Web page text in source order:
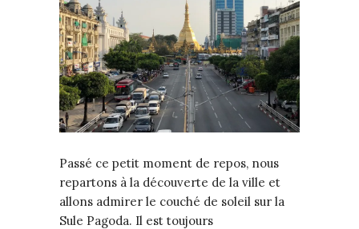
Passé ce petit moment de repos, nous
repartons à la découverte de la ville et
allons admirer le couché de soleil sur la
Sule Pagoda. Il est toujours